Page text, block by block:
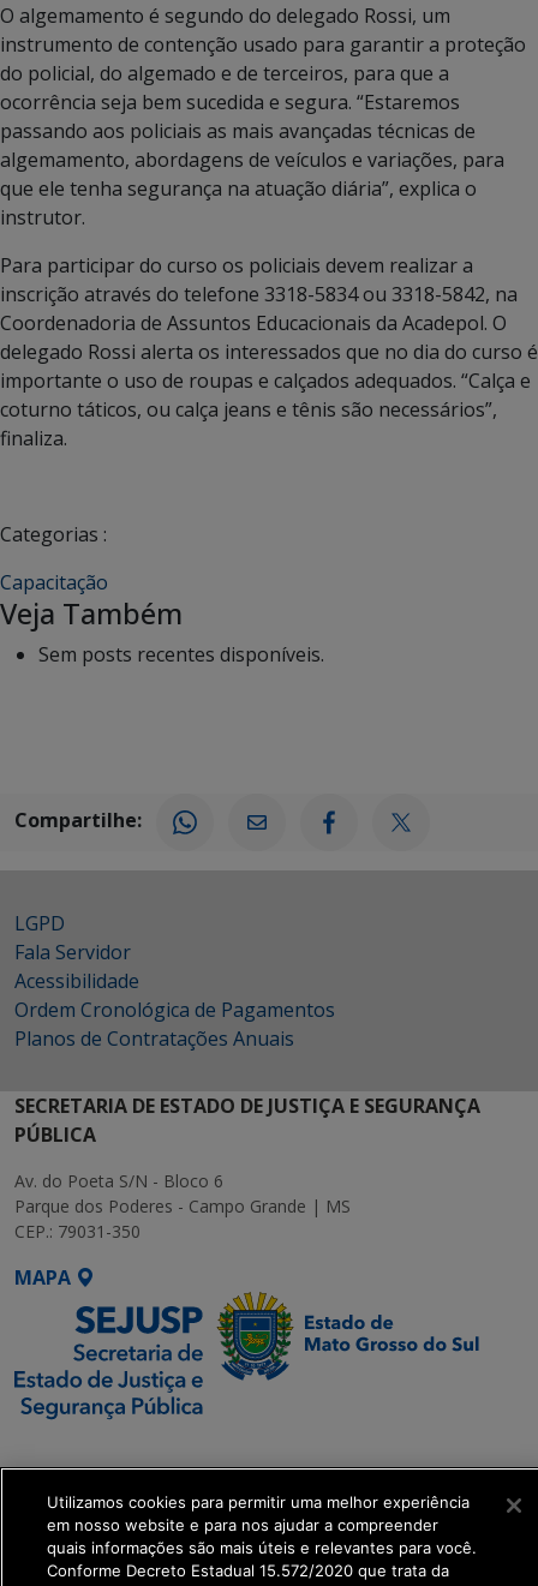
O algemamento é segundo do delegado Rossi, um
instrumento de contenção usado para garantir a proteção
do policial, do algemado e de terceiros, para que a
ocorrência seja bem sucedida e segura. “Estaremos
passando aos policiais as mais avançadas técnicas de
algemamento, abordagens de veículos e variações, para
que ele tenha segurança na atuação diária”, explica o
instrutor.
Para participar do curso os policiais devem realizar a
inscrição através do telefone 3318-5834 ou 3318-5842, na
Coordenadoria de Assuntos Educacionais da Acadepol. O
delegado Rossi alerta os interessados que no dia do curso é
importante o uso de roupas e calçados adequados. “Calça e
coturno táticos, ou calça jeans e tênis são necessários”,
finaliza.
Categorias :
Capacitação
Veja Também
Sem posts recentes disponíveis.
Compartilhe:
LGPD
Fala Servidor
Acessibilidade
Ordem Cronológica de Pagamentos
Planos de Contratações Anuais
SECRETARIA DE ESTADO DE JUSTIÇA E SEGURANÇA
PÚBLICA
Av. do Poeta S/N - Bloco 6
Parque dos Poderes - Campo Grande | MS
CEP.: 79031-350
MAPA
Executiva de
Transformação Digital
get_footer();
Utilizamos cookies para permitir uma melhor experiência
em nosso website e para nos ajudar a compreender
quais informações são mais úteis e relevantes para você.
Conforme Decreto Estadual 15.572/2020 que trata da